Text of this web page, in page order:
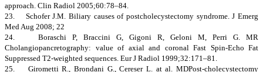
approach. Clin Radiol 2005;60:78–84.
23. Schofer J.M. Biliary causes of postcholecystectomy syndrome. J Emerg
Med Aug 2008; 22
24. Boraschi P, Braccini G, Gigoni R, Geloni M, Perri G. MR
Cholangiopancretography: value of axial and coronal Fast Spin-Echo Fat
Suppressed T2-weighted sequences. Eur J Radiol 1999;32:171–81.
25. Girometti R., Brondani G., Cereser L. at al. MDPost-cholecystectomy